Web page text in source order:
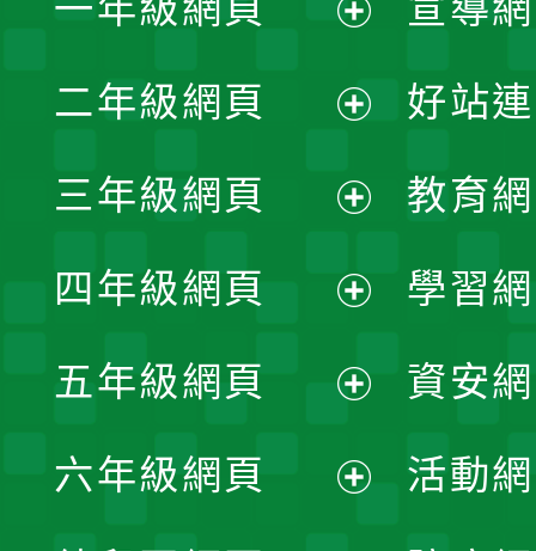
開
選
單
二年級網頁
開
選
單
三年級網頁
開
選
單
四年級網頁
開
選
五年級網頁
開
六年級網頁
好站
教育
學習
資安
活動